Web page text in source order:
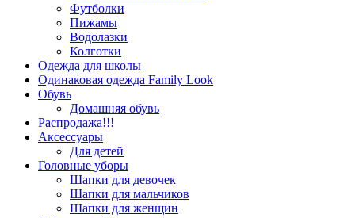
Футболки
Пижамы
Водолазки
Колготки
Одежда для школы
Одинаковая одежда Family Look
Обувь
Домашняя обувь
Распродажа!!!
Аксессуары
Для детей
Головные уборы
Шапки для девочек
Шапки для мальчиков
Шапки для женщин